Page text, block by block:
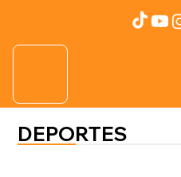
DEPORTES